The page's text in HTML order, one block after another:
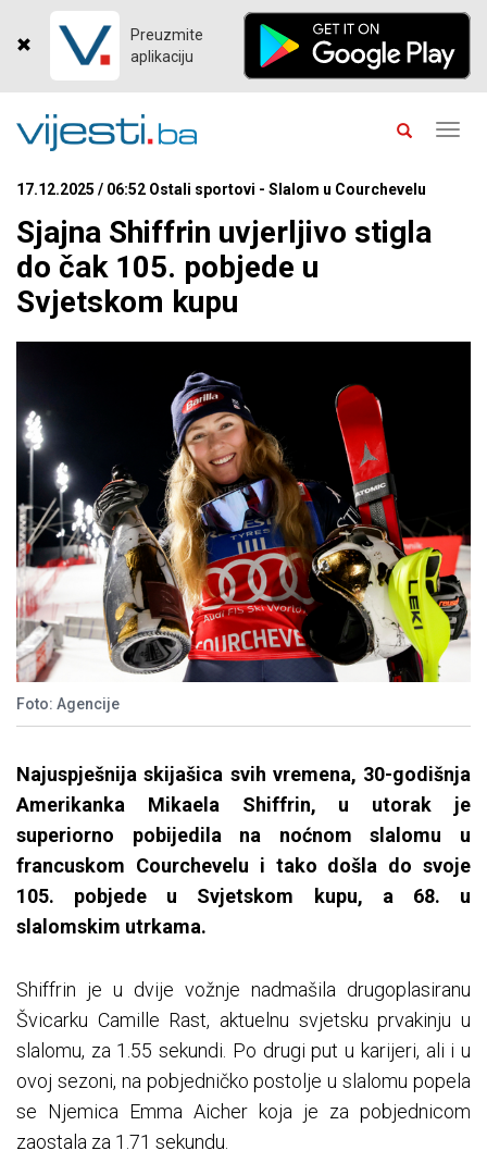
Preuzmite
aplikaciju
17.12.2025 / 06:52 Ostali sportovi - Slalom u Courchevelu
Sjajna Shiffrin uvjerljivo stigla
do čak 105. pobjede u
Svjetskom kupu
Foto: Agencije
Najuspješnija skijašica svih vremena, 30-godišnja
Amerikanka Mikaela Shiffrin, u utorak je
superiorno pobijedila na noćnom slalomu u
francuskom Courchevelu i tako došla do svoje
105. pobjede u Svjetskom kupu, a 68. u
slalomskim utrkama.
Shiffrin je u dvije vožnje nadmašila drugoplasiranu
Švicarku Camille Rast, aktuelnu svjetsku prvakinju u
slalomu, za 1.55 sekundi. Po drugi put u karijeri, ali i u
ovoj sezoni, na pobjedničko postolje u slalomu popela
se Njemica Emma Aicher koja je za pobjednicom
zaostala za 1.71 sekundu.